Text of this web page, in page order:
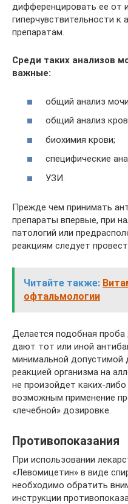
дифференцировать ее от
гиперчувствительности к
препаратам.
Среди таких анализов
важные:
общий анализ
общий анализ
биохимия крови;
специфические
УЗИ.
Прежде чем принимать
препараты впервые, при
патологий или
реакциям следует
Читайте также:
офтальмологии
Делается подобная
дают тот или иной
минимальной
реакцией организма на
не произойдет каких-
возможным применение
«лечебной» дозировке.
Противопоказания
При использовании
«Левомицетин» в виде
необходимо обратить
инструкции